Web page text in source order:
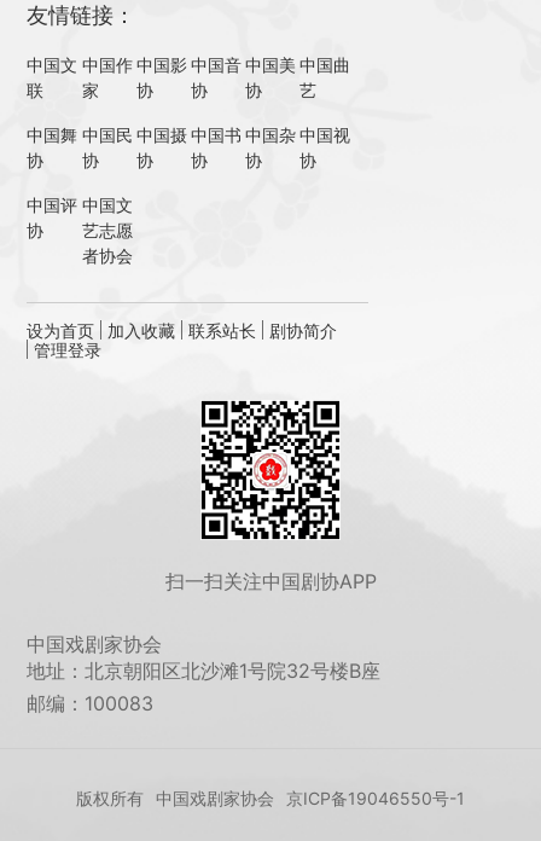
友情链接：
中国文
联
中国作
家
中国影
协
中国音
协
中国美
协
中国曲
艺
中国舞
协
中国民
协
中国摄
协
中国书
协
中国杂
协
中国视
协
中国评
协
中国文
艺志愿
者协会
设为首页 加入收藏 联系站长
剧协简介
管理登录
扫一扫关注中国剧协APP
中国戏剧家协会
地址：北京朝阳区北沙滩1号院32号楼B座
邮编：100083
版权所有 中国戏剧家协会 京ICP备19046550号-1